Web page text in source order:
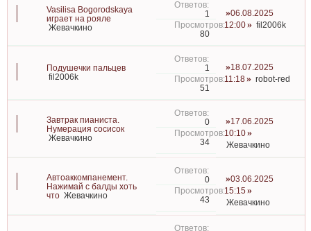
Vasilisa Bogorodskaya
играет на рояле
Жевачкино
1
80
06.08.2025
12:00
fil2006k
Подушечки пальцев
fil2006k
1
51
18.07.2025
11:18
robot-red
Завтрак пианиста.
Нумерация сосисок
Жевачкино
0
34
17.06.2025
10:10
Жевачкино
Автоаккомпанемент.
Нажимай с балды хоть
что Жевачкино
0
43
03.06.2025
15:15
Жевачкино